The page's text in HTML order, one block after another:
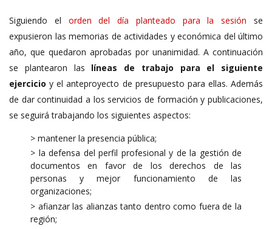
Siguiendo el orden del día planteado para la sesión se
expusieron las memorias de actividades y económica del último
año, que quedaron aprobadas por unanimidad. A continuación
se plantearon las líneas de trabajo para el siguiente
ejercicio y el anteproyecto de presupuesto para ellas. Además
de dar continuidad a los servicios de formación y publicaciones,
se seguirá trabajando los siguientes aspectos:
> mantener la presencia pública;
> la defensa del perfil profesional y de la gestión de
documentos en favor de los derechos de las
personas y mejor funcionamiento de las
organizaciones;
> afianzar las alianzas tanto dentro como fuera de la
región;